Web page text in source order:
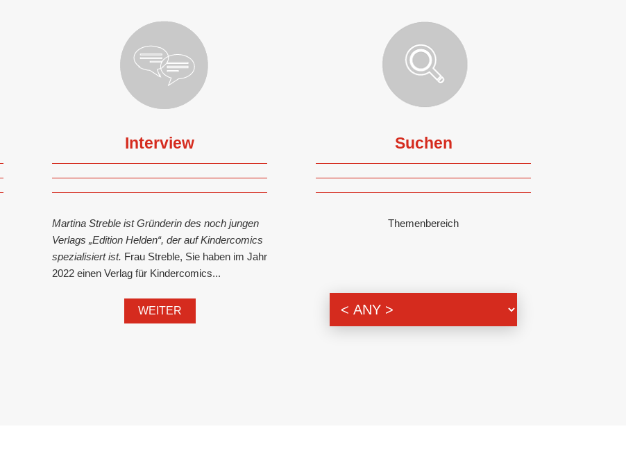
Interview
Martina Streble ist Gründerin des noch jungen
Verlags „Edition Helden“, der auf Kindercomics
spezialisiert ist. Frau Streble, Sie haben im Jahr
2022 einen Verlag für Kindercomics...
WEITER
Suchen
Themenbereich